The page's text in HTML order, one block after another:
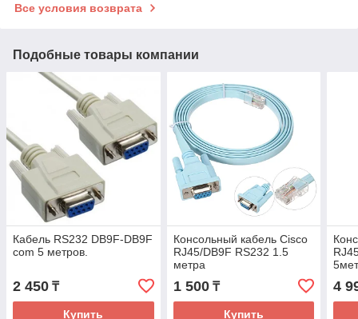
Все условия возврата
Подобные товары компании
Кабель RS232 DB9F-DB9F
com 5 метров.
2 450 ₸
Купить
Консольный кабель Cisco
RJ45/DB9F RS232 1.5
метра
1 500₸
Купить
4